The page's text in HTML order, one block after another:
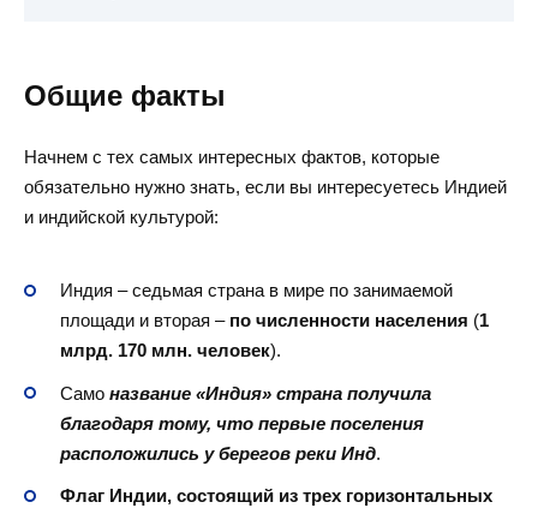
Общие факты
Начнем с тех самых интересных фактов, которые
обязательно нужно знать, если вы интересуетесь Индией
и индийской культурой:
Индия – седьмая страна в мире по занимаемой
площади и вторая – по численности населения (1
млрд. 170 млн. человек).
Само название «Индия» страна получила
благодаря тому, что первые поселения
расположились у берегов реки Инд.
Флаг Индии, состоящий из трех горизонтальных